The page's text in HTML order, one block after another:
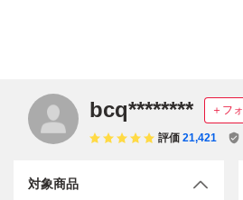
bcq******** ＋フ
評価 21,421
対象商品